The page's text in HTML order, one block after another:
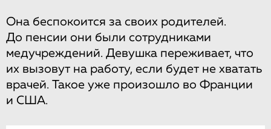
Она беспокоится за своих родителей.
До пенсии они были сотрудниками
медучреждений. Девушка переживает, что
их вызовут на работу, если будет не хватать
врачей. Такое уже произошло во Франции
и США.